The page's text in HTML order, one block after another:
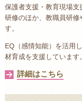
保護者支援・教育現場
研修のほか、教職員研修
す。
EQ（感情知能）を活用
材育成を支援しています。
詳細はこちら